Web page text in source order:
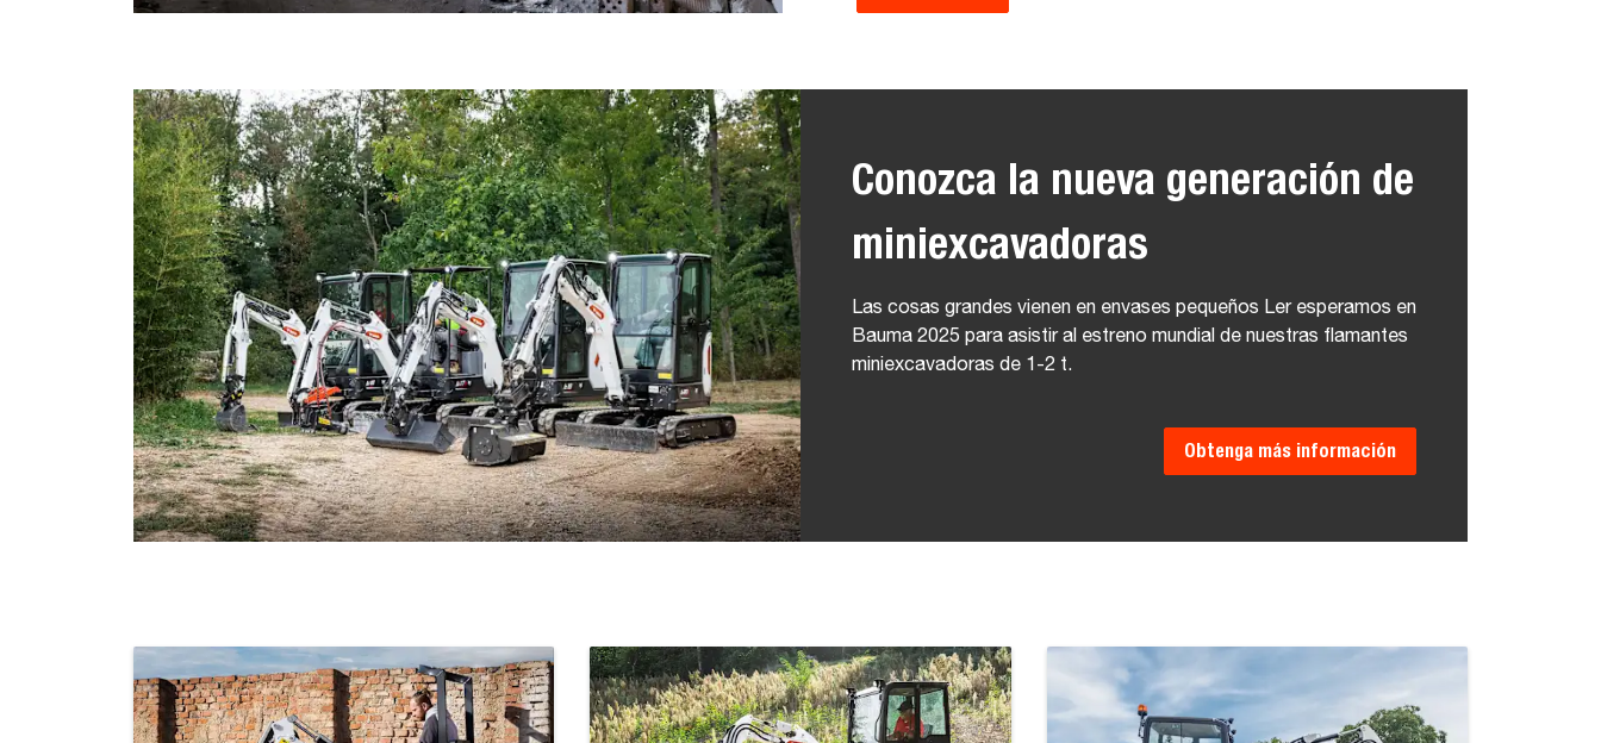
Conozca la nueva generación de
miniexcavadoras
Las cosas grandes vienen en envases pequeños Ler esperamos en
Bauma 2025 para asistir al estreno mundial de nuestras flamantes
miniexcavadoras de 1-2 t.
Obtenga más información